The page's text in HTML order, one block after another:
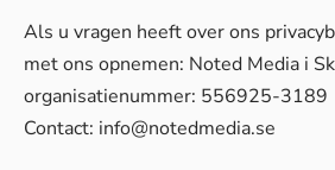
Als u vragen heeft over ons
met ons opnemen: Noted Media i
organisatienummer: 556925-3189
Contact: info@notedmedia.se